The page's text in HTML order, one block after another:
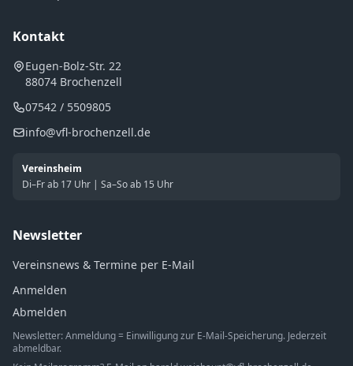
Kontakt
Eugen-Bolz-Str. 22
88074 Brochenzell
07542 / 5509805
info@vfl-brochenzell.de
Vereinsheim
Di–Fr ab 17 Uhr | Sa–So ab 15 Uhr
Newsletter
Vereinsnews & Termine per E-Mail
Anmelden
Abmelden
Newsletter: Anmeldung = Einwilligung zur E-Mail-Speicherung. Jederzeit
abmeldbar.